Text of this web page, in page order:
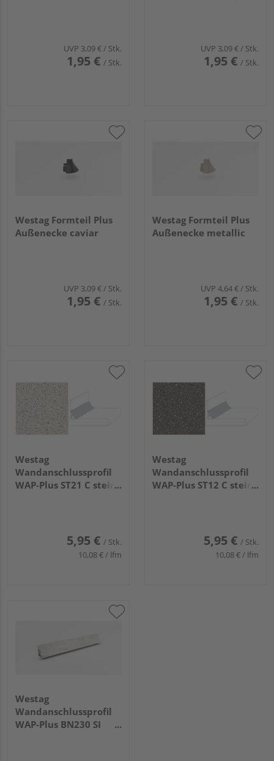
UVP 3,09 €/ Stk.
1,95 € / Stk.
UVP 3,09 €/ Stk.
1,95 € / Stk.
Westag Formteil Plus
Außenecke caviar
UVP 3,09 €/ Stk.
1,95 € / Stk.
Westag Formteil Plus
Außenecke metallic
UVP 4,64 €/ Stk.
1,95 € / Stk.
Westag
Wandanschlussprofil
WAP-Plus ST21 C stein
5,95 € / Stk.
10,08 € / lfm
Westag
Wandanschlussprofil
WAP-Plus ST12 C stein
5,95 € / Stk.
10,08 € / lfm
Westag
Wandanschlussprofil
WAP-Plus BN230 SI